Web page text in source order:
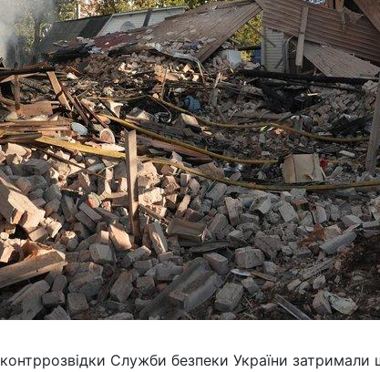
контррозвідки Служби безпеки України затримали